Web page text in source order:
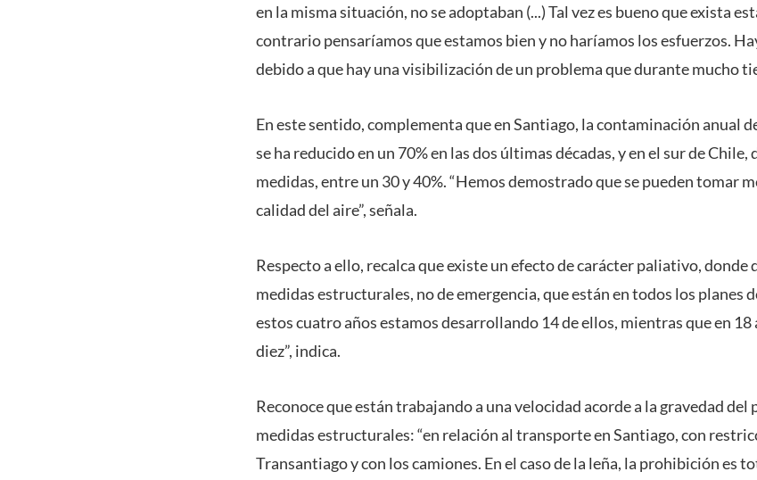
en la misma situación, no se adoptaban (...) Tal vez es bueno que exista
contrario pensaríamos que estamos bien y no haríamos los esfuerzos.
debido a que hay una visibilización de un problema que durante mucho
En este sentido, complementa que en Santiago, la contaminación anual
se ha reducido en un 70% en las dos últimas décadas, y en el sur de Chile,
medidas, entre un 30 y 40%. “Hemos demostrado que se pueden tomar
calidad del aire”, señala.
Respecto a ello, recalca que existe un efecto de carácter paliativo, donde
medidas estructurales, no de emergencia, que están en todos los planes
estos cuatro años estamos desarrollando 14 de ellos, mientras que en 18
diez”, indica.
Reconoce que están trabajando a una velocidad acorde a la gravedad
medidas estructurales: “en relación al transporte en Santiago, con
Transantiago y con los camiones. En el caso de la leña, la prohibición es